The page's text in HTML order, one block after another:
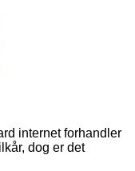
internet forhandler
dog er det